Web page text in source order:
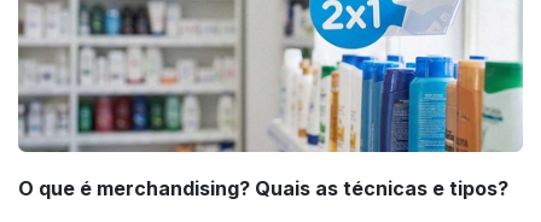
O que é merchandising? Quais as técnicas e tipos?